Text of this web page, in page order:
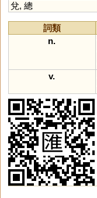
兌, 總
詞類
n.
v.